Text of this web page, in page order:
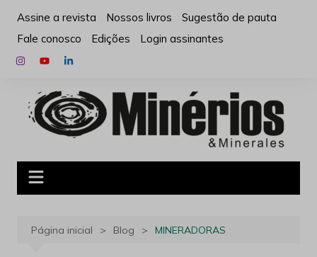
para
conteúdo
Assine a revista Nossos livros
Sugestão de pauta
Fale conosco
Edições Login assinantes
Página inicial Blog MINERADORAS